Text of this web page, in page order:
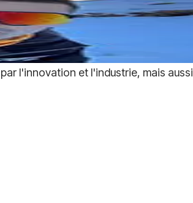
l'innovation et l'industrie, mais aussi